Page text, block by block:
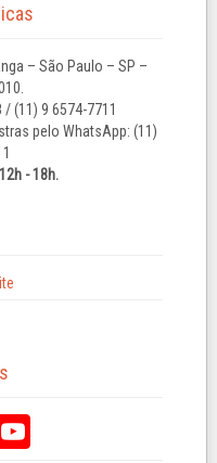
– São Paulo – SP –
(11) 9 6574-7711
pelo WhatsApp: (11)
12h - 18h.